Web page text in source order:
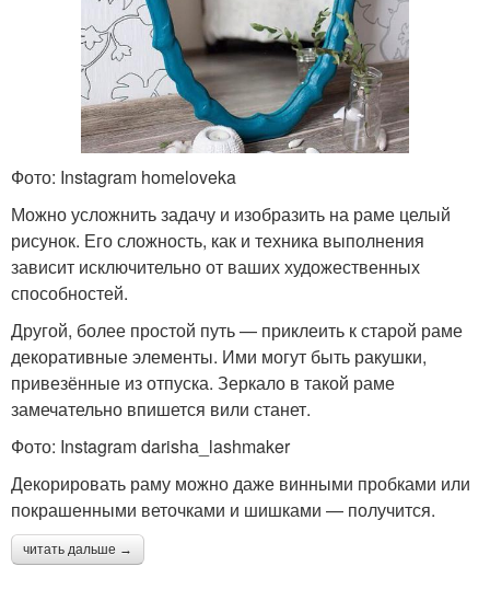
Фото: Instagram homeloveka
Можно усложнить задачу и изобразить на раме целый
рисунок. Его сложность, как и техника выполнения
зависит исключительно от ваших художественных
способностей.
Другой, более простой путь — приклеить к старой раме
декоративные элементы. Ими могут быть ракушки,
привезённые из отпуска. Зеркало в такой раме
замечательно впишется вили станет.
Фото: Instagram darisha_lashmaker
Декорировать раму можно даже винными пробками или
покрашенными веточками и шишками — получится.
читать дальше →